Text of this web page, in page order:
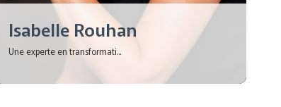
Isabelle Rouhan
Une experte en transformati...